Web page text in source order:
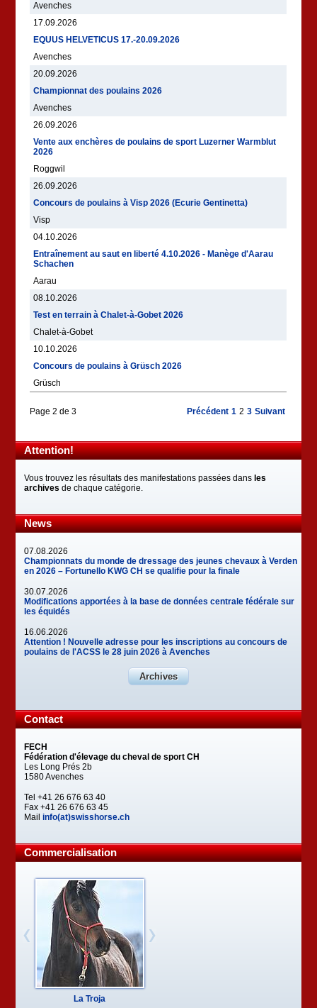
Avenches
17.09.2026
EQUUS HELVETICUS 17.-20.09.2026
Avenches
20.09.2026
Championnat des poulains 2026
Avenches
26.09.2026
Vente aux enchères de poulains de sport Luzerner Warmblut
2026
Roggwil
26.09.2026
Concours de poulains à Visp 2026 (Ecurie Gentinetta)
Visp
04.10.2026
Entraînement au saut en liberté 4.10.2026 - Manège d'Aarau
Schachen
Aarau
08.10.2026
Test en terrain à Chalet-à-Gobet 2026
Chalet-à-Gobet
10.10.2026
Concours de poulains à Grüsch 2026
Grüsch
Page 2 de 3 Précédent 1 2 3 Suivant
Attention!
Vous trouvez les résultats des manifestations passées dans les
archives de chaque catégorie.
News
07.08.2026
Championnats du monde de dressage des jeunes chevaux à Verden
en 2026 – Fortunello KWG CH se qualifie pour la finale
30.07.2026
Modifications apportées à la base de données centrale fédérale sur
les équidés
16.06.2026
Attention ! Nouvelle adresse pour les inscriptions au concours de
poulains de l'ACSS le 28 juin 2026 à Avenches
Archives
Contact
FECH
Fédération d'élevage du cheval de sport CH
Les Long Prés 2b
1580 Avenches
Tel +41 26 676 63 40
Fax +41 26 676 63 45
Mailinfo(at)swisshorse.ch
Commercialisation
La Troja